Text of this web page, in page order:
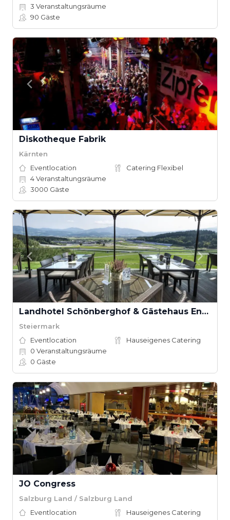
3 Veranstaltungsräume
90 Gäste
Diskotheque Fabrik
Kärnten
Eventlocation
Catering Flexibel
4Veranstaltungsräume
3000 Gäste
Landhotel Schönberghof & Gästehaus Enzinger
Steiermark
Eventlocation
Hauseigenes Catering
0 Veranstaltungsräume
0 Gäste
JO Congress
Salzburg Land / Salzburg Land
Eventlocation
Hauseigenes Catering